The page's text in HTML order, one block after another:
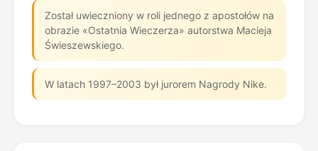
Został uwieczniony w roli jednego z apostołów na
obrazie «Ostatnia Wieczerza» autorstwa Macieja
Świeszewskiego.
W latach 1997–2003 był jurorem Nagrody Nike.